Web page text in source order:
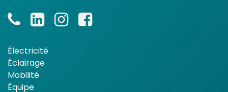
Électricité
Éclairage
Mobilité
Équipe